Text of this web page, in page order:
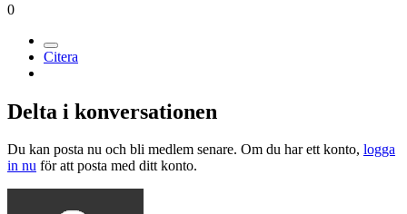
0
Citera
Delta i konversationen
Du kan posta nu och bli medlem senare. Om du har ett konto, logga
in nu för att posta med ditt konto.